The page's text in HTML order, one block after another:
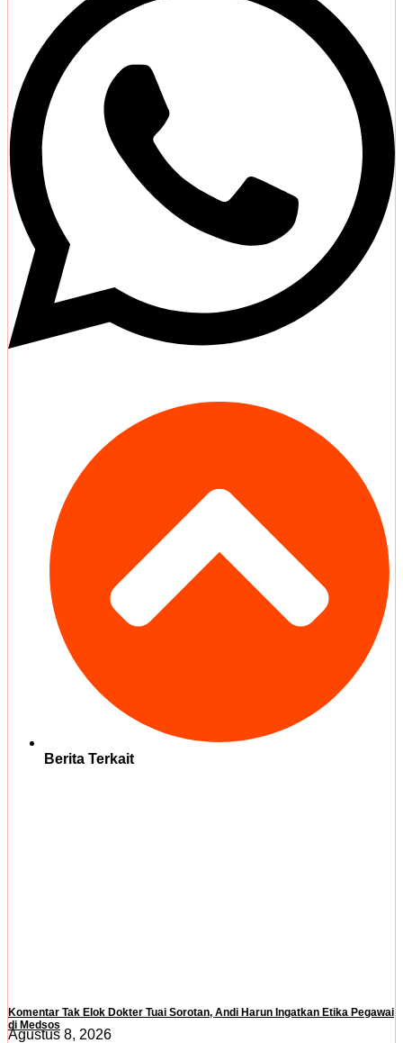
Berita Terkait
Komentar Tak Elok Dokter Tuai Sorotan, Andi Harun Ingatkan Etika Pegawai
di Medsos
Agustus 8, 2026